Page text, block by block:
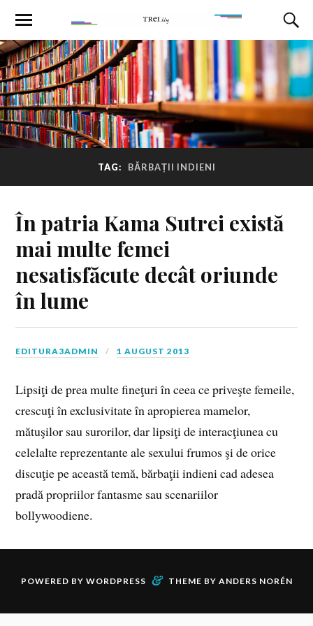
TAG: BĂRBAȚII INDIENI
În patria Kama Sutrei există
mai multe femei
nesatisfăcute decât oriunde
în lume
EDITURA3ADMIN 1 AUGUST 2013
Lipsiţi de prea multe fineţuri în ceea ce priveşte femeile,
crescuţi în exclusivitate în apropierea mamelor,
mătuşilor sau surorilor, dar lipsiţi de interacţiunea cu
celelalte reprezentante ale sexului frumos şi de orice
discuţie pe această temă, bărbaţii indieni cad adesea
pradă propriilor fantasme sau scenariilor
bollywoodiene.
POWERED BY WORDPRESS & THEME BY ANDERS NORÉN